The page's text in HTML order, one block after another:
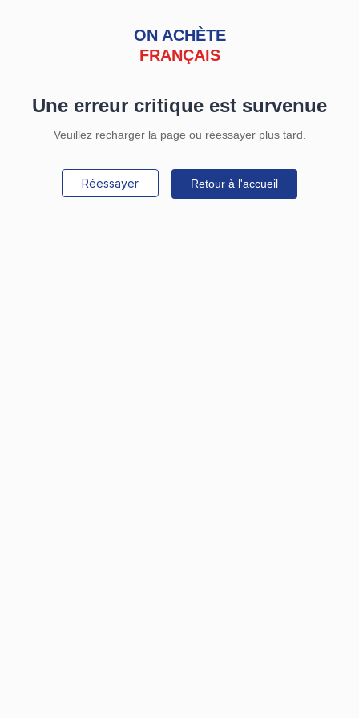
ON ACHÈTE
FRANÇAIS
Une erreur critique est survenue
Veuillez recharger la page ou réessayer plus tard.
Réessayer Retour à l'accueil